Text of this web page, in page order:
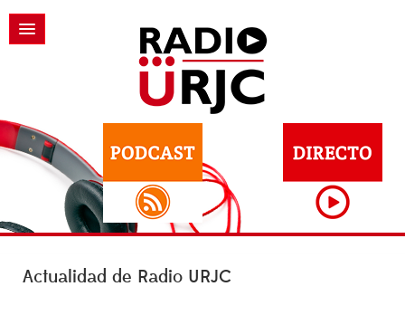
Actualidad de Radio URJC